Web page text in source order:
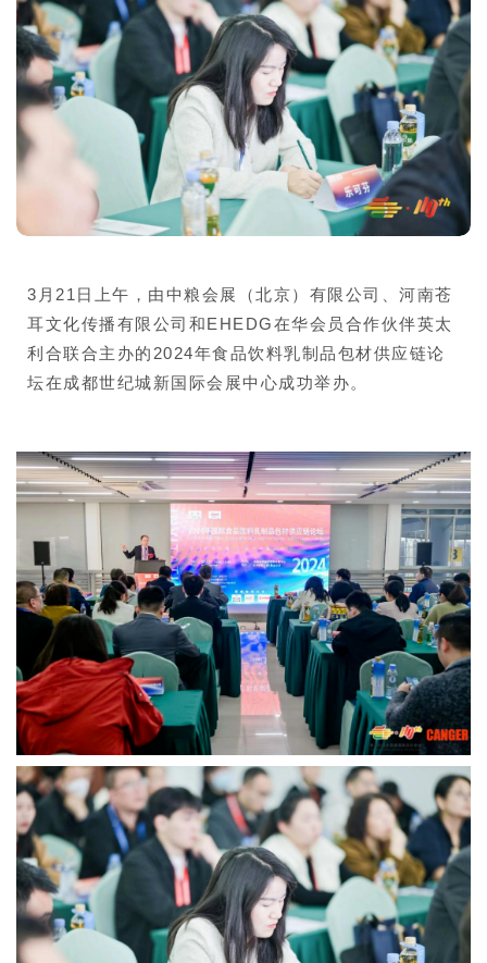
3月21日上午，由中粮会展（北京）有限公司、河南苍
耳文化传播有限公司和EHEDG在华会员合作伙伴英太
利合联合主办的2024年食品饮料乳制品包材供应链论
坛在成都世纪城新国际会展中心成功举办。